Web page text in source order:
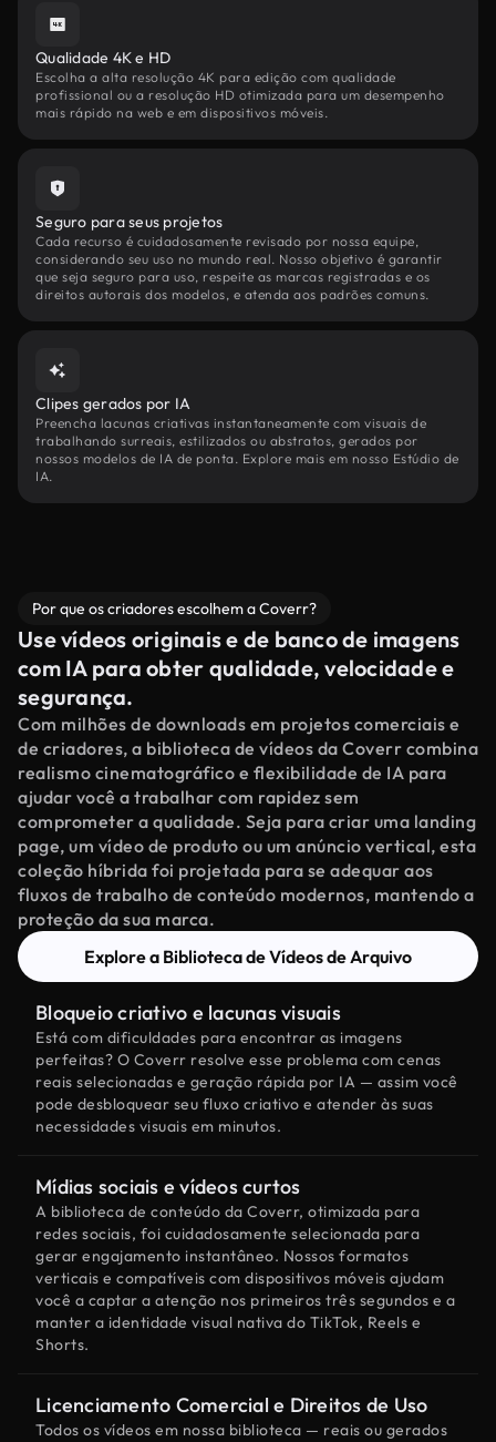
Qualidade 4K e HD
Escolha a alta resolução 4K para edição com qualidade
profissional ou a resolução HD otimizada para um desempenho
mais rápido na web e em dispositivos móveis.
Seguro para seus projetos
Cada recurso é cuidadosamente revisado por nossa equipe,
considerando seu uso no mundo real. Nosso objetivo é garantir
que seja seguro para uso, respeite as marcas registradas e os
direitos autorais dos modelos, e atenda aos padrões comuns.
Clipes gerados por IA
Preencha lacunas criativas instantaneamente com visuais de
trabalhando surreais, estilizados ou abstratos, gerados por
nossos modelos de IA de ponta. Explore mais em nosso Estúdio de
IA.
Por que os criadores escolhem a Coverr?
Use vídeos originais e de banco de imagens
com IA para obter qualidade, velocidade e
segurança.
Com milhões de downloads em projetos comerciais e
de criadores, a biblioteca de vídeos da Coverr combina
realismo cinematográfico e flexibilidade de IA para
ajudar você a trabalhar com rapidez sem
comprometer a qualidade. Seja para criar uma landing
page, um vídeo de produto ou um anúncio vertical, esta
coleção híbrida foi projetada para se adequar aos
fluxos de trabalho de conteúdo modernos, mantendo a
proteção da sua marca.
Explore a Biblioteca de Vídeos de Arquivo
Bloqueio criativo e lacunas visuais
Está com dificuldades para encontrar as imagens
perfeitas? O Coverr resolve esse problema com cenas
reais selecionadas e geração rápida por IA — assim você
pode desbloquear seu fluxo criativo e atender às suas
necessidades visuais em minutos.
Mídias sociais e vídeos curtos
A biblioteca de conteúdo da Coverr, otimizada para
redes sociais, foi cuidadosamente selecionada para
gerar engajamento instantâneo. Nossos formatos
verticais e compatíveis com dispositivos móveis ajudam
você a captar a atenção nos primeiros três segundos e a
manter a identidade visual nativa do TikTok, Reels e
Shorts.
Licenciamento Comercial e Direitos de Uso
Todos os vídeos em nossa biblioteca — reais ou gerados